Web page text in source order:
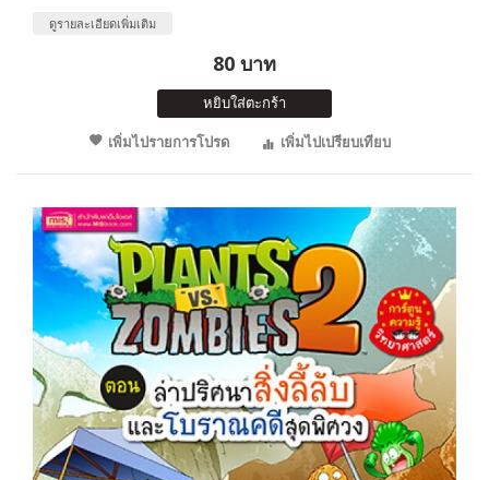
ดูรายละเอียดเพิ่มเติม
80 บาท
หยิบใส่ตะกร้า
เพิ่มไปรายการโปรด
เพิ่มไปเปรียบเทียบ